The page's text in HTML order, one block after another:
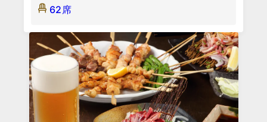
62席